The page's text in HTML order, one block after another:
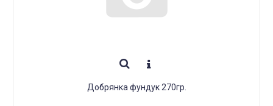
Добрянка фундук 270гр.